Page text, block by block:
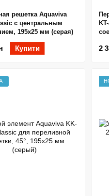
решетка Aquaviva
с центральным
195x25 мм (серая)
Купити 2